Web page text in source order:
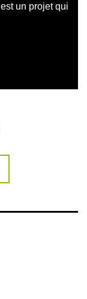
un projet qui